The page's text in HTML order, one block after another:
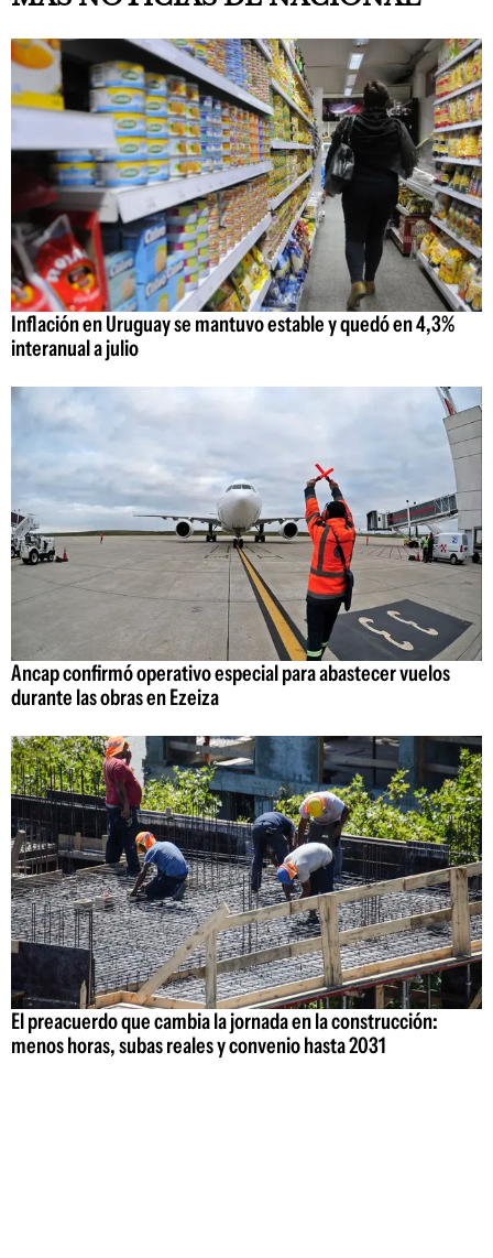
Inflación en Uruguay se mantuvo estable y quedó en 4,3%
interanual a julio
Ancap confirmó operativo especial para abastecer vuelos
durante las obras en Ezeiza
El preacuerdo que cambia la jornada en la construcción:
menos horas, subas reales y convenio hasta 2031